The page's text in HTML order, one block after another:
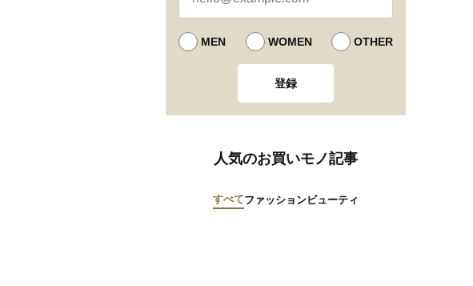
MEN WOMEN OTHER
登録
人気のお買いモノ記事
すべてファッションビューティ